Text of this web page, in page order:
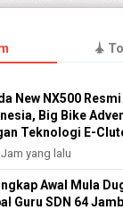
New NX500
Big Bike
Teknologi E-
yang lalu
Awal Mula
Guru SDN 64